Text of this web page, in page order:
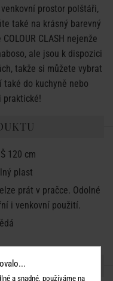
prostor polštáři,
také na krásný barevný
CLASH nejenže
ale jsou k dispozici
takže si můžete vybrat
do kuchyně nebo
praktické!
120 cm
plast
prát v pračce. Odolné
i venkovní použití.
a snadné, používáme na